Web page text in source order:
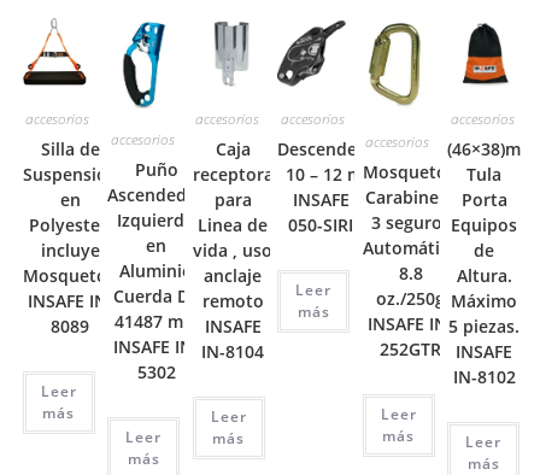
accesorios
Silla de
Suspensión
en
Polyester,
incluye
Mosquetón
INSAFE IN-
8089
Leer
más
accesorios
Puño
Ascendedor
Izquierdo
en
Aluminio
Cuerda De
41487 mm
INSAFE IN-
5302
Leer
más
accesorios
Caja
receptora
para
Linea de
vida , uso
anclaje
remoto
INSAFE
IN-8104
Leer
más
accesorios
Descendedor
10 – 12 mm
INSAFE A-
050-SIRIUS
Leer
más
accesorios
Mosquetón
Carabinero
3 seguros
Automático
8.8
oz./250g
INSAFE IN-
252GTR
Leer
más
accesorios
(46×38)m
Tula
Porta
Equipos
de
Altura.
Máximo
5 piezas.
INSAFE
IN-8102
Leer
más